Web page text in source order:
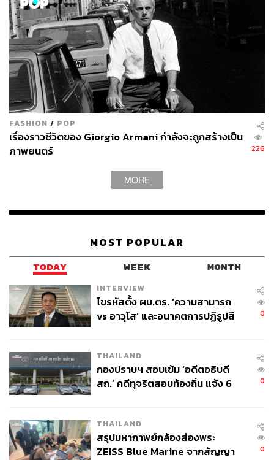
ภาพยนตร์ไทยยอดนิยม (Most Popular Thai Film)
เฟื่อน
รางวัลสุพรรณหงส์เกียรติยศ
นคร วีระประวัติ
รางวัลส่งเสริมวัฒนธรรมไทยยอดเยี่ยม
บุพเพสันนิวาส 2
รางวัลสุพรรณหงส์
849
สุพัฒน์ ศิวะพรพันธ์
Content Creator ผู้หลงใหลในทุกศาสตร์และ
วัฒนธรรมของประเทศญี่ปุ่น
FASHION / POP
เรื่องราวชีวิตของ Giorgio Armani กำลังจะถูกสร้างเป็น
ภาพยนตร์
226
MORE
MOST POPULAR
TODAY WEEK MONTH
INTERVIEW
ไขรหัสตั้ง ผบ.ตร. ‘ความสามารถ
vs อาวุโส’ และอนาคตการปฏิรูปสี
0
THAILAND
กองปราบฯ สอบเข้ม ‘อดีตอธิบดี
สถ.’ คดีทุจริตสอบท้องถิ่น แจ้ง 6
0
THAILAND
สรุปมหากาพย์กล้องส่องพระ
ZEISS Blue Marine จากสัญญา
0